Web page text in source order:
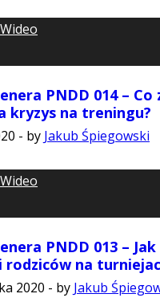
Wideo
PNDD 014 – Co
kryzys na treningu?
- by Jakub Śpiegowski
Wideo
PNDD 013 –
rodziców na
2020 - by Jakub